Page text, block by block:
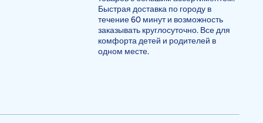
Быстрая доставка по городу в
течение 60 минут и возможность
заказывать круглосуточно. Все для
комфорта детей и родителей в
одном месте.